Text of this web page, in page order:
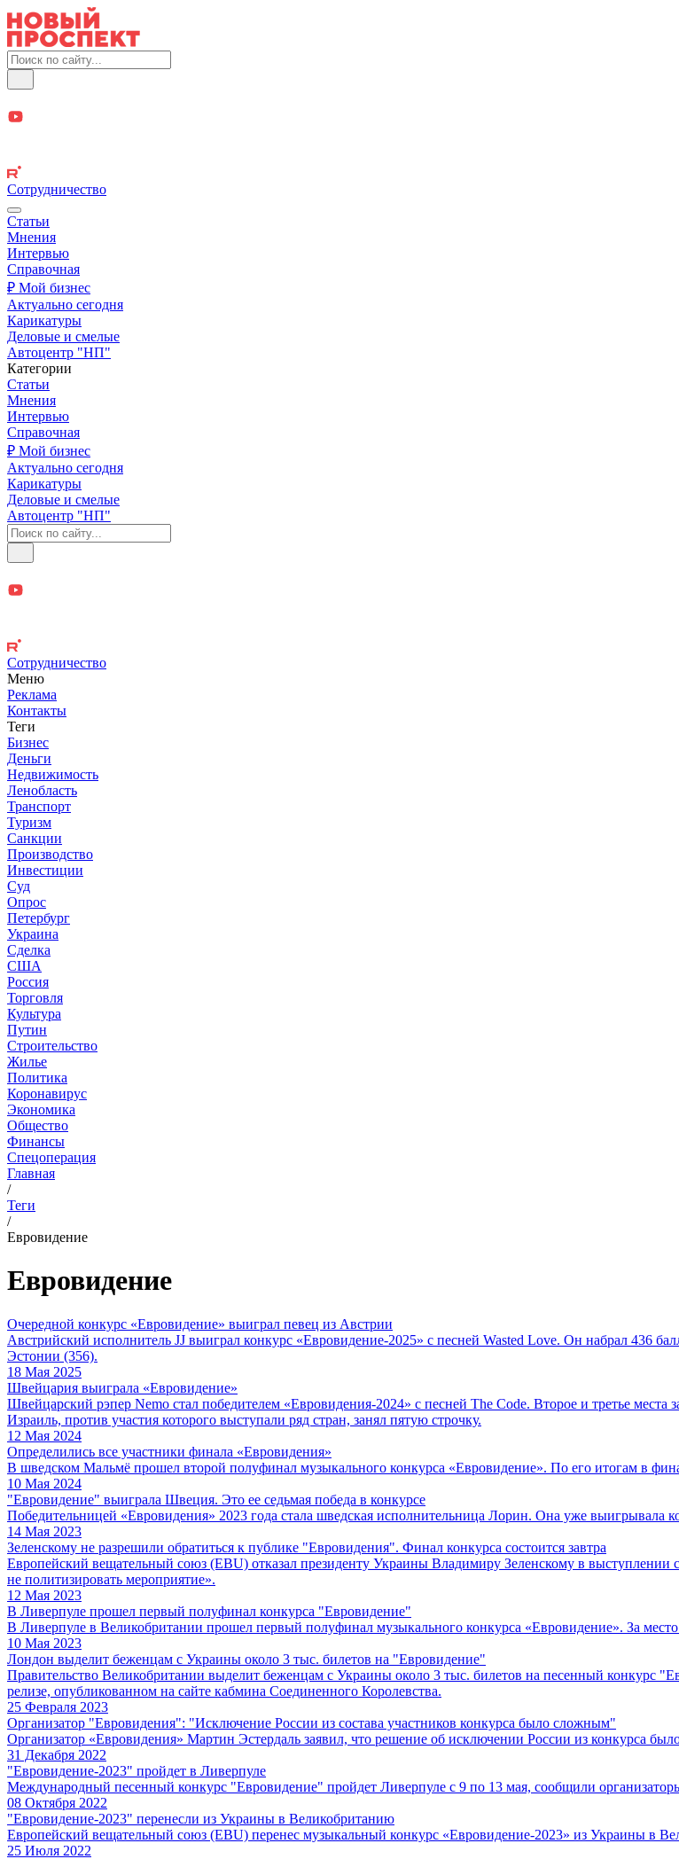
Сотрудничество
Статьи
Мнения
Интервью
Справочная
₽ Мой бизнес
Актуально сегодня
Карикатуры
Деловые и смелые
Автоцентр "НП"
Категории
Статьи
Мнения
Интервью
Справочная
₽ Мой бизнес
Актуально сегодня
Карикатуры
Деловые и смелые
Автоцентр "НП"
Сотрудничество
Меню
Реклама
Контакты
Теги
Бизнес
Деньги
Недвижимость
Ленобласть
Транспорт
Туризм
Санкции
Производство
Инвестиции
Суд
Опрос
Петербург
Украина
Сделка
США
Россия
Торговля
Культура
Путин
Строительство
Жилье
Политика
Коронавирус
Экономика
Общество
Финансы
Спецоперация
Главная
/
Теги
/
Евровидение
Евровидение
Очередной конкурс «Евровидение» выиграл певец из Австрии
Австрийский исполнитель JJ выиграл конкурс «Евровидение-2025» с песней Wasted Love. Он набрал 436
Эстонии (356).
18 Мая 2025
Швейцария выиграла «Евровидение»
Швейцарский рэпер Nemo стал победителем «Евровидения-2024» с песней The Code. Второе и третье
Израиль, против участия которого выступали ряд стран, занял пятую строчку.
12 Мая 2024
Определились все участники финала «Евровидения»
В шведском Мальмё прошел второй полуфинал музыкального конкурса «Евровидение». По его итогам в
10 Мая 2024
"Евровидение" выиграла Швеция. Это ее седьмая победа в конкурсе
Победительницей «Евровидения» 2023 года стала шведская исполнительница Лорин. Она уже выигрывала
14 Мая 2023
Зеленскому не разрешили обратиться к публике "Евровидения". Финал конкурса состоится завтра
Европейский вещательный союз (EBU) отказал президенту Украины Владимиру Зеленскому в
не политизировать мероприятие».
12 Мая 2023
В Ливерпуле прошел первый полуфинал конкурса "Евровидение"
В Ливерпуле в Великобритании прошел первый полуфинал музыкального конкурса «Евровидение». За место
10 Мая 2023
Лондон выделит беженцам с Украины около 3 тыс. билетов на "Евровидение"
Правительство Великобритании выделит беженцам с Украины около 3 тыс. билетов на песенный конкурс
релизе, опубликованном на сайте кабмина Соединенного Королевства.
25 Февраля 2023
Организатор "Евровидения": "Исключение России из состава участников конкурса было сложным"
Организатор «Евровидения» Мартин Эстердаль заявил, что решение об исключении России из конкурса
31 Декабря 2022
"Евровидение-2023" пройдет в Ливерпуле
Международный песенный конкурс "Евровидение" пройдет Ливерпуле с 9 по 13 мая, сообщили
08 Октября 2022
"Евровидение-2023" перенесли из Украины в Великобританию
Европейский вещательный союз (EBU) перенес музыкальный конкурс «Евровидение-2023» из Украины в
25 Июля 2022